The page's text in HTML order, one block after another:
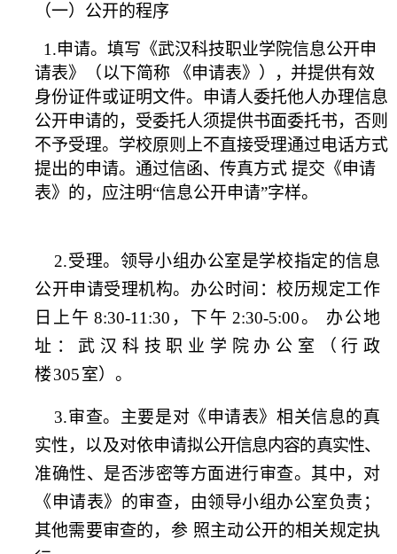
（一）公开的程序
1.申请。填写《武汉科技职业学院信息公开申
请表》（ 以下简称 《申请表》 ）， 并提供有效
身份证件或证明文件。申请人委托他人办理信息
公开申请的，受委托人须提供书面委托书，否则
不予受理。学校原则上不直接受理通过电话方式
提出的申请。通过信函、传真方式 提交《申请
表》的，应注明“信息公开申请”字样。
2.受理。领导小组办公室是学校指定的信息
公开申请受理机构。 办公时间：校历规定工作
日上午 8:30-11:30，下午 2:30-5:00。
办公地
址：武汉科技职业学院办公室（行政
楼305室）。
3.审查。主要是对《申请表》相关信息的真
实性，以及对依申请拟公开信息内容的真实性、
准确性、是否涉密等方面进行审查。其中， 对
《申请表》的审查，由领导小组办公室负责；
其他需要审查的，参 照主动公开的相关规定执